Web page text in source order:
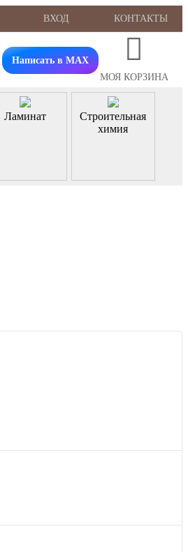
ВХОД КОНТАКТЫ
Написать в MAX
МОЯ КОРЗИНА
Ламинат
Строительная
химия